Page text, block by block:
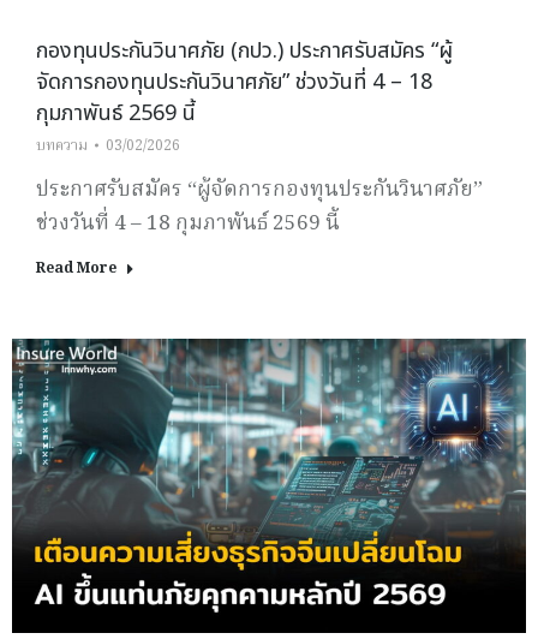
กองทุนประกันวินาศภัย (กปว.) ประกาศรับสมัคร “ผู้
จัดการกองทุนประกันวินาศภัย” ช่วงวันที่ 4 – 18
กุมภาพันธ์ 2569 นี้
บทความ 03/02/2026
ประกาศรับสมัคร “ผู้จัดการกองทุนประกันวินาศภัย”
ช่วงวันที่ 4 – 18 กุมภาพันธ์ 2569 นี้
Read More